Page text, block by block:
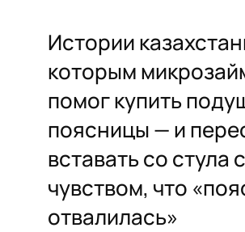
Истории
которым
помог купить
поясницы — и
вставать со стула с
чувством, что
отвалилась»